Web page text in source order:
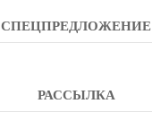
СПЕЦПРЕДЛОЖЕНИЕ
РАССЫЛКА